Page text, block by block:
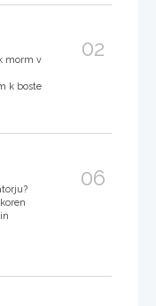
morm v
k boste
02
06